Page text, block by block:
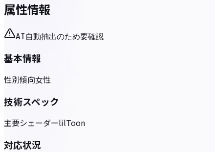
属性情報
AI自動抽出のため要確認
基本情報
性別傾向女性
技術スペック
主要シェーダーlilToon
対応状況